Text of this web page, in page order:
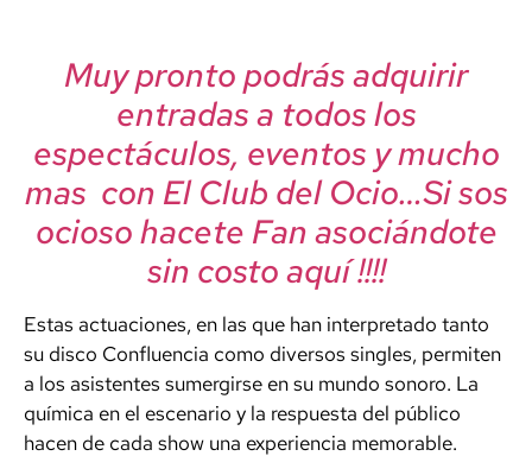
Muy pronto podrás adquirir
entradas a todos los
espectáculos, eventos y mucho
mas con El Club del Ocio…Si sos
ocioso hacete Fan asociándote
sin costo aquí !!!!
Estas actuaciones, en las que han interpretado tanto
su disco Confluencia como diversos singles, permiten
a los asistentes sumergirse en su mundo sonoro. La
química en el escenario y la respuesta del público
hacen de cada show una experiencia memorable.